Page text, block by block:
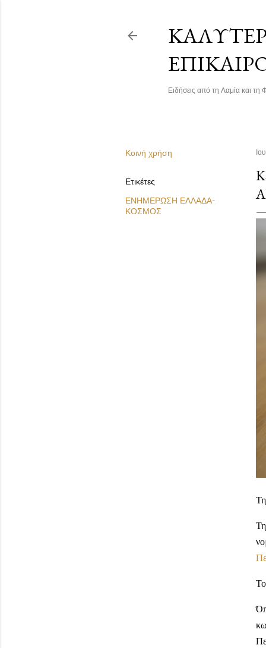
Ειδήσεις από τη Λαμία και τη
Κοινή χρήση
Ετικέτες
ΕΝΗΜΕΡΩΣΗ ΕΛΛΑΔΑ-
ΚΟΣΜΟΣ